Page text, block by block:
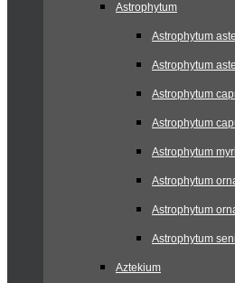
Astrophytum
Astrophytum
Astrophytum
Astrophytum
Astrophytum
Astrophytum
Astrophytum
Astrophytum
Astrophytum
Aztekium